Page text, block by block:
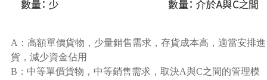
A：高額單價貨物，少量銷售需求，存貨成本高，適當安排進
貨，減少資金佔用
B：中等單價貨物，中等銷售需求，取決A與C之間的管理模